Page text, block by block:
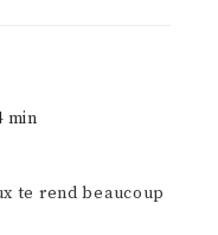
min
te rend beaucoup